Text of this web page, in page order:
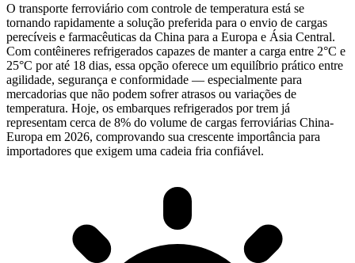
O transporte ferroviário com controle de temperatura está se
tornando rapidamente a solução preferida para o envio de cargas
perecíveis e farmacêuticas da China para a Europa e Ásia Central.
Com contêineres refrigerados capazes de manter a carga entre 2°C e
25°C por até 18 dias, essa opção oferece um equilíbrio prático entre
agilidade, segurança e conformidade — especialmente para
mercadorias que não podem sofrer atrasos ou variações de
temperatura. Hoje, os embarques refrigerados por trem já
representam cerca de 8% do volume de cargas ferroviárias China-
Europa em 2026, comprovando sua crescente importância para
importadores que exigem uma cadeia fria confiável.